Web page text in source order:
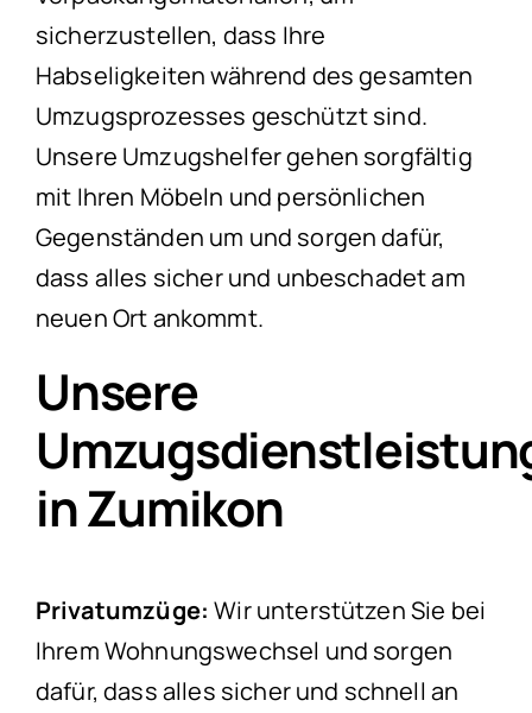
sicherzustellen, dass Ihre
Habseligkeiten während des gesamten
Umzugsprozesses geschützt sind.
Unsere Umzugshelfer gehen sorgfältig
mit Ihren Möbeln und persönlichen
Gegenständen um und sorgen dafür,
dass alles sicher und unbeschadet am
neuen Ort ankommt.
Unsere
in Zumikon
Privatumzüge: Wir unterstützen Sie bei
Ihrem Wohnungswechsel und sorgen
dafür, dass alles sicher und schnell an